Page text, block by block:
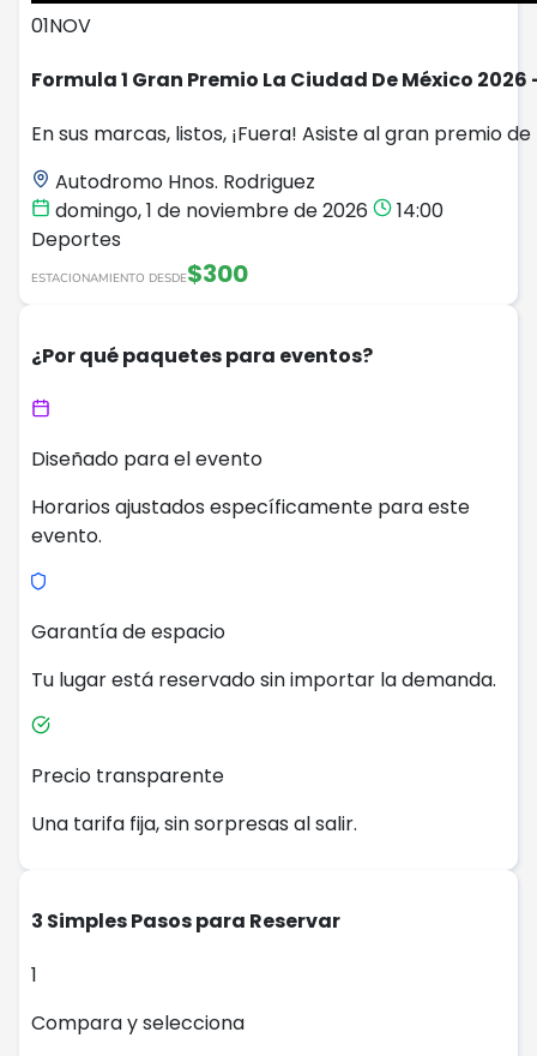
01NOV
Formula 1 Gran Premio La Ciudad De México 2026
En sus marcas, listos, ¡Fuera! Asiste al gran premio
Autodromo Hnos. Rodriguez
domingo, 1 de noviembre de 2026
14:00
Deportes
ESTACIONAMIENTO DESDE$300
¿Por qué paquetes para eventos?
Diseñado para el evento
Horarios ajustados específicamente para este
evento.
Garantía de espacio
Tu lugar está reservado sin importar la demanda.
Precio transparente
Una tarifa fija, sin sorpresas al salir.
3 Simples Pasos para Reservar
1
Compara y selecciona